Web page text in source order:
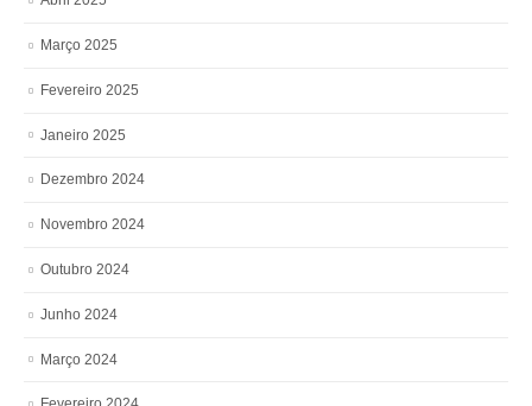
Março 2025
Fevereiro 2025
Janeiro 2025
Dezembro 2024
Novembro 2024
Outubro 2024
Junho 2024
Março 2024